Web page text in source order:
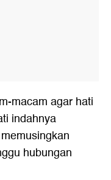
macam agar hati
indahnya
hubungan